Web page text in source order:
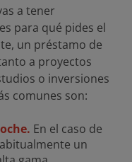
a tener
para qué pides el
un préstamo de
a proyectos
o inversiones
comunes son:
En el caso de
un